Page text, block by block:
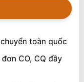
toàn quốc
đơn CO, CQ đầy